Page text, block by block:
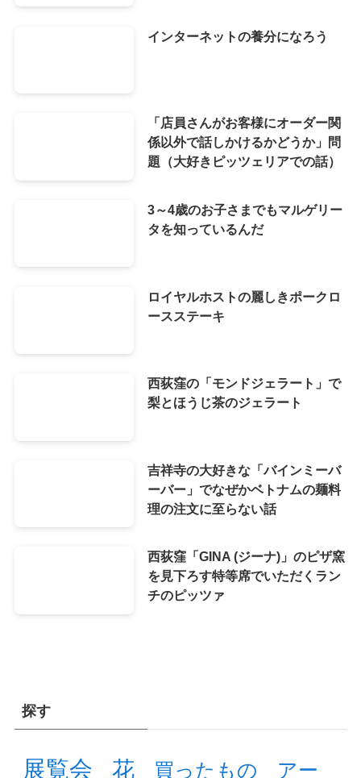
インターネットの養分になろう
「店員さんがお客様にオーダー関
係以外で話しかけるかどうか」問
題（大好きピッツェリアでの話）
3～4歳のお子さまでもマルゲリー
タを知っているんだ
ロイヤルホストの麗しきポークロ
ースステーキ
西荻窪の「モンドジェラート」で
梨とほうじ茶のジェラート
吉祥寺の大好きな「バインミーバ
ーバー」でなぜかベトナムの麺料
理の注文に至らない話
西荻窪「GINA (ジーナ)」のピザ窯
を見下ろす特等席でいただくラン
チのピッツァ
探す
展覧会 花 買ったもの アー